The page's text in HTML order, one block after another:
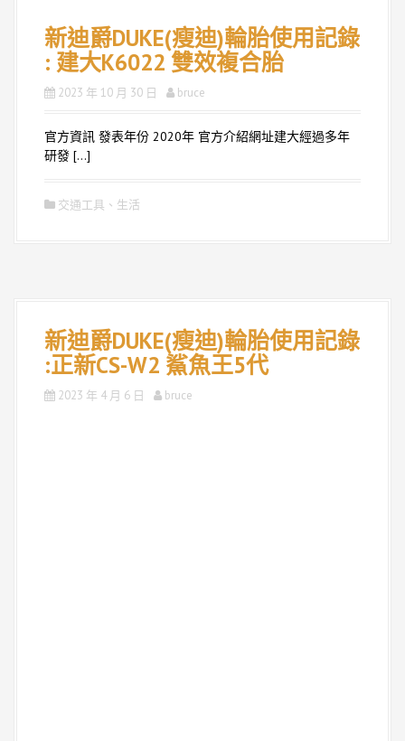
新迪爵DUKE(瘦迪)輪胎使用記錄
: 建大K6022 雙效複合胎
2023 年 10 月 30 日 bruce
官方資訊 發表年份 2020年 官方介紹網址建大經過多年
研發 […]
交通工具 、 生活
新迪爵DUKE(瘦迪)輪胎使用記錄
:正新CS-W2 鯊魚王5代
2023 年 4 月 6 日 bruce